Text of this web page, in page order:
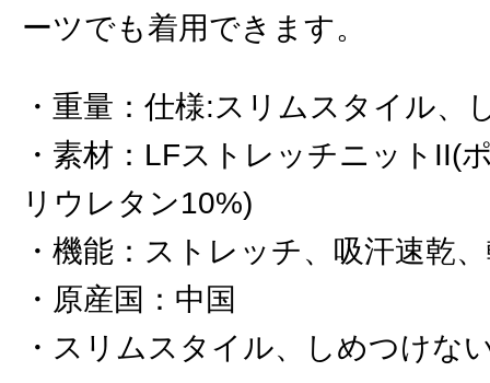
ーツでも着用できます。
重量 ： 仕様:スリムスタイル、
素材 ： LFストレッチニットII(
リウレタン10%)
機能 ： ストレッチ、吸汗速乾
原産国 ： 中国
スリムスタイル、しめつけな